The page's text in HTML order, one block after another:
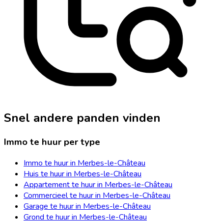
Snel andere panden vinden
Immo te huur per type
Immo te huur in Merbes-le-Château
Huis te huur in Merbes-le-Château
Appartement te huur in Merbes-le-Château
Commercieel te huur in Merbes-le-Château
Garage te huur in Merbes-le-Château
Grond te huur in Merbes-le-Château